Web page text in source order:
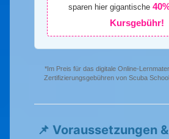
sparen hier gigantische
Kursgebühr!
*Im Preis für das digitale Online-
Zertifizierungsgebühren von Scuba
📌 Voraussetzungen